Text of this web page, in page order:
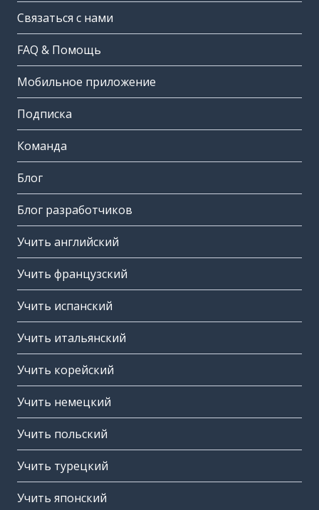
Связаться с нами
FAQ & Помощь
Мобильное приложение
Подписка
Команда
Блог
Блог разработчиков
Учить английский
Учить французский
Учить испанский
Учить итальянский
Учить корейский
Учить немецкий
Учить польский
Учить турецкий
Учить японский